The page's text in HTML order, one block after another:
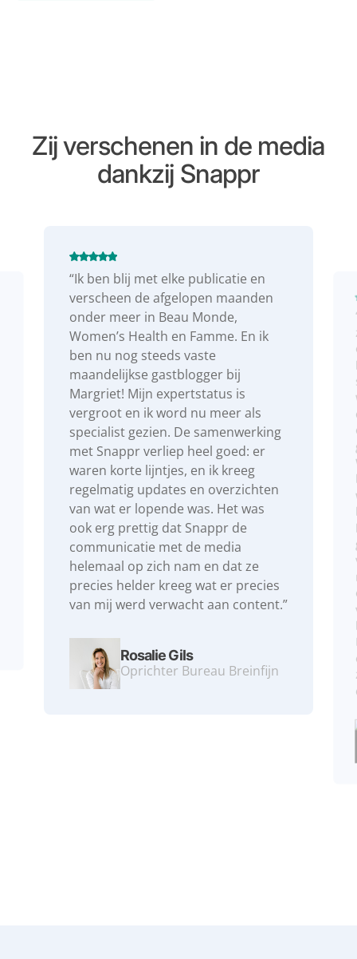
Zij verschenen in de media
dankzij Snappr
“Ik ben blij met elke publicatie en
verscheen de afgelopen maanden
onder meer in Beau Monde,
Women’s Health en Famme. En ik
ben nu nog steeds vaste
maandelijkse gastblogger bij
Margriet! Mijn expertstatus is
vergroot en ik word nu meer als
specialist gezien. De samenwerking
met Snappr verliep heel goed: er
waren korte lijntjes, en ik kreeg
regelmatig updates en overzichten
van wat er lopende was. Het was
ook erg prettig dat Snappr de
communicatie met de media
helemaal op zich nam en dat ze
precies helder kreeg wat er precies
van mij werd verwacht aan content.”⁠
Rosalie Gils
Oprichter Bureau Breinfijn